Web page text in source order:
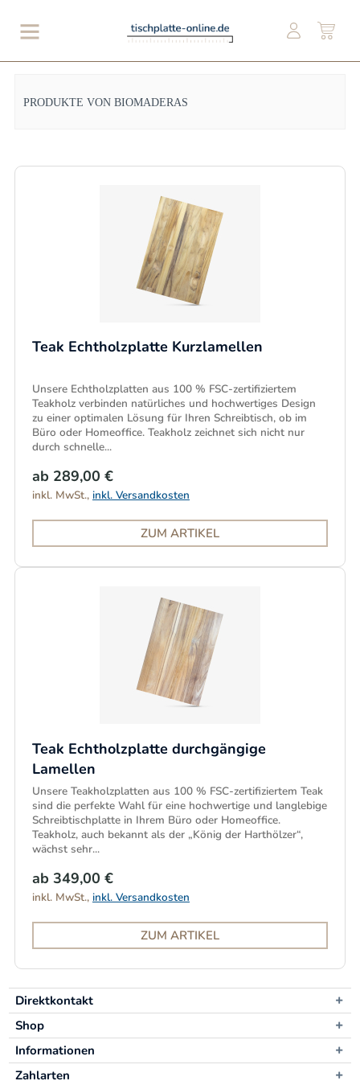
PRODUKTE VON BIOMADERAS
Teak Echtholzplatte Kurzlamellen
Unsere Echtholzplatten aus 100 % FSC-zertifiziertem
Teakholz verbinden natürliches und hochwertiges Design
zu einer optimalen Lösung für Ihren Schreibtisch, ob im
Büro oder Homeoffice. Teakholz zeichnet sich nicht nur
durch schnelle...
ab 289,00 €
inkl. MwSt., inkl. Versandkosten
ZUM ARTIKEL
Teak Echtholzplatte durchgängige
Lamellen
Unsere Teakholzplatten aus 100 % FSC-zertifiziertem Teak
sind die perfekte Wahl für eine hochwertige und langlebige
Schreibtischplatte in Ihrem Büro oder Homeoffice.
Teakholz, auch bekannt als der „König der Harthölzer“,
wächst sehr...
ab 349,00 €
inkl. MwSt., inkl. Versandkosten
ZUM ARTIKEL
Direktkontakt
Shop
Informationen
Zahlarten